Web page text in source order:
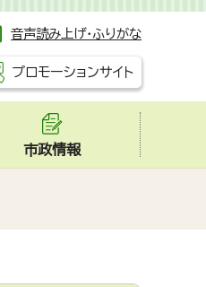
音声読み上げ・ふりがな
プロモーションサイト
市政情報